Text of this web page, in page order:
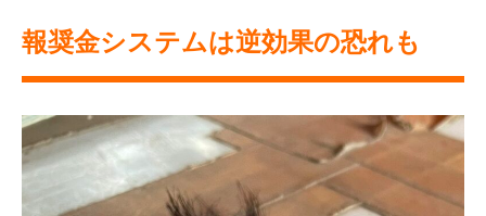
報奨金システムは逆効果の恐れも